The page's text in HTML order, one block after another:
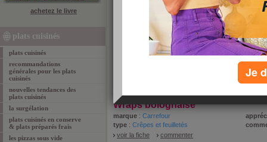
achetez le livre
plats cuisinés
plats cuisinés
recommandations
générales pour les plats
cuisinés
nouvelles tendances des
plats cuisinés
la surgélation
plats cuisinés en conserve
& plats préparés frais
les pizzas sous vide
tous les plats cuisinés par ordre alphabétique :
D G H I J K L M N
Tous les plats cuisinés commençant parW
Suiv. › »
Wraps bolognaise
marque : Carrefour
type : Crêpes et feuilletés
voir la fiche
commenter
Je